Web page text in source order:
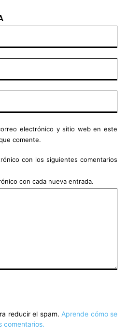
electrónico y sitio web en este
comente.
con los siguientes comentarios
con cada nueva entrada.
reducir el spam. Aprende cómo se
comentarios.